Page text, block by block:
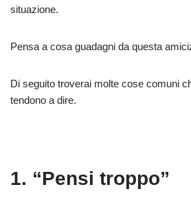
situazione.
Pensa a cosa guadagni da questa
Di seguito troverai molte cose comuni
tendono a dire.
1. “Pensi troppo”